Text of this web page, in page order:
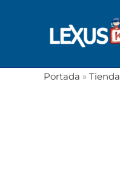
Portada » Tienda